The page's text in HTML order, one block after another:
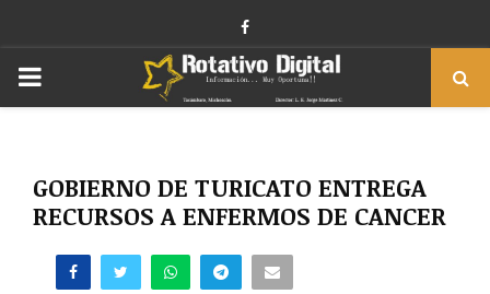
Facebook
PRIMARY
GOBIERNO DE TURICATO ENTREGA
RECURSOS A ENFERMOS DE CANCER